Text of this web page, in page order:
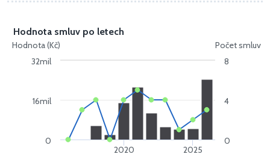
Hodnota (Kč) Počet smluv
Hodnota smluv po letech
2020 2025
0
16mil
32mil
0
4
8